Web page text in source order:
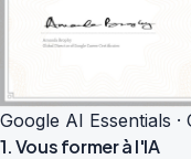
Google AI Essentials
1. Vous former à l'IA